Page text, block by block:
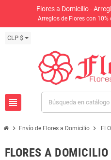
Flores a Domicilio -
Arreglos de Flores con 10%
CLP $
view_headline
chevron_right Envío de Flores a Domicilio chevron_right
FLORES A